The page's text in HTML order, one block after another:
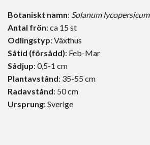
Botaniskt namn: Solanum lycopersicum
Antal frön: ca 15 st
Odlingstyp: Växthus
Såtid (försådd): Feb-Mar
Sådjup: 0,5-1 cm
Plantavstånd: 35-55 cm
Radavstånd: 50 cm
Ursprung: Sverige